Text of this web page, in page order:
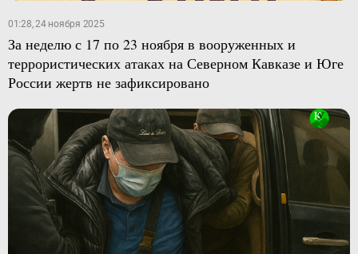
01:28, 24 ноября 2025
За неделю с 17 по 23 ноября в вооруженных и
террористических атаках на Северном Кавказе и Юге
России жертв не зафиксировано